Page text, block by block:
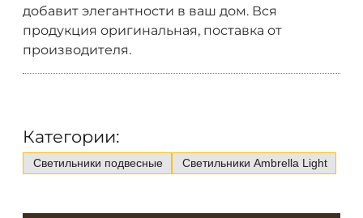
добавит элегантности в ваш дом. Вся
продукция оригинальная, поставка от
производителя.
Категории:
Светильники подвесные Светильники Ambrella Light